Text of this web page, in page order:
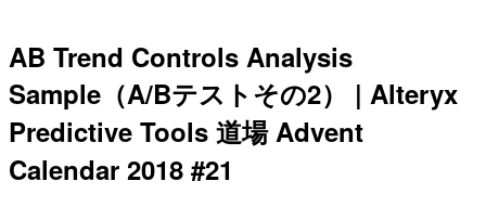
AB Trend Controls Analysis
Sample（A/Bテストその2） | Alteryx
Predictive Tools 道場 Advent
Calendar 2018 #21